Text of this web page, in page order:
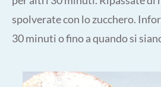
spolverate con lo zucchero.
30 minuti o fino a quando si